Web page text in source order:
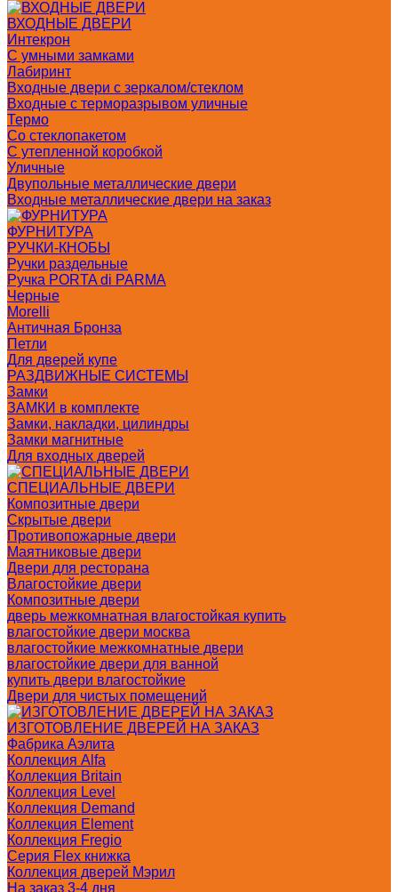
ВХОДНЫЕ ДВЕРИ
Интекрон
С умными замками
Лабиринт
Входные двери с зеркалом/стеклом
Входные с терморазрывом уличные
Термо
Со стеклопакетом
С утепленной коробкой
Уличные
Двупольные металлические двери
Входные металлические двери на заказ
ФУРНИТУРА
РУЧКИ-КНОБЫ
Ручки раздельные
Ручка PORTA di PARMA
Черные
Morelli
Античная Бронза
Петли
Для дверей купе
РАЗДВИЖНЫЕ СИСТЕМЫ
Замки
ЗАМКИ в комплекте
Замки, накладки, цилиндры
Замки магнитные
Для входных дверей
СПЕЦИАЛЬНЫЕ ДВЕРИ
Композитные двери
Скрытые двери
Противопожарные двери
Маятниковые двери
Двери для ресторана
Влагостойкие двери
Композитные двери
дверь межкомнатная влагостойкая купить
влагостойкие двери москва
влагостойкие межкомнатные двери
влагостойкие двери для ванной
купить двери влагостойкие
Двери для чистых помещений
ИЗГОТОВЛЕНИЕ ДВЕРЕЙ НА ЗАКАЗ
Фабрика Аэлита
Коллекция Alfa
Коллекция Britain
Коллекция Level
Коллекция Demand
Коллекция Element
Коллекция Fregio
Серия Flex книжка
Коллекция дверей Мэрил
На заказ 3-4 дня